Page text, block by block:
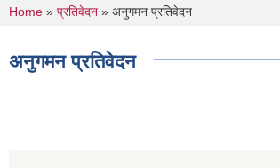
You are here
Home » प्रतिवेदन » अनुगमन प्रतिवेदन
अनुगमन प्रतिवेदन